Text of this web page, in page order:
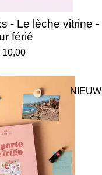
- Le lèche vitrine -
férié
10,00
NIEUW